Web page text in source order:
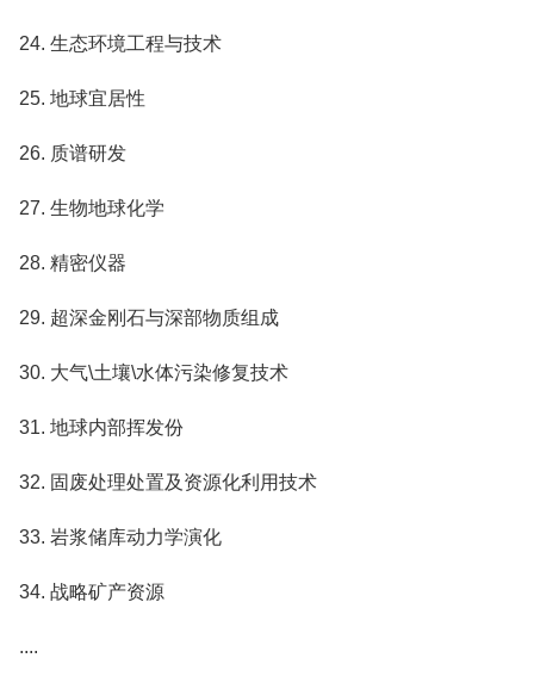
24. 生态环境工程与技术
25. 地球宜居性
26. 质谱研发
27. 生物地球化学
28. 精密仪器
29. 超深金刚石与深部物质组成
30. 大气\土壤\水体污染修复技术
31. 地球内部挥发份
32. 固废处理处置及资源化利用技术
33. 岩浆储库动力学演化
34. 战略矿产资源
....